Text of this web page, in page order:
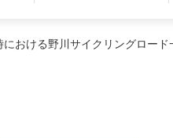
における野川サイクリングロード